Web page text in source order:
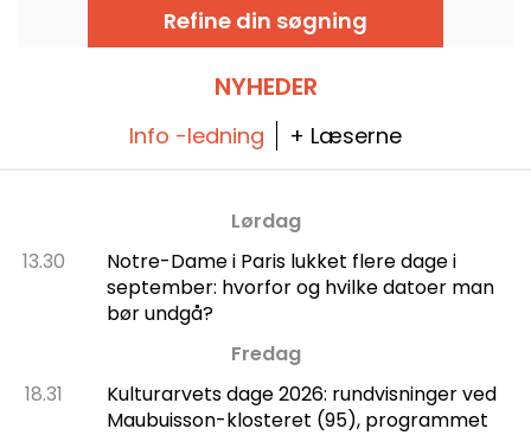
der på dette unikke sted? En samling af over
4.900 medicinske voksafstøbninger, der
sporer de dermatologiske sygdommes
historiske monumenter i 1992.
Refine din søgning
NYHEDER
Info -ledning + Læserne
Lørdag
13.30
Notre-Dame i Paris lukket flere dage i
september: hvorfor og hvilke datoer man
bør undgå?
Fredag
18.31
Kulturarvets dage 2026: rundvisninger ved
Maubuisson-klosteret (95), programmet